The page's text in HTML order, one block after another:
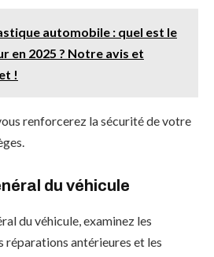
automobile : quel est le
en 2025 ? Notre avis et
!
renforcerez la sécurité de votre
du véhicule
du véhicule, examinez les
réparations antérieures et les